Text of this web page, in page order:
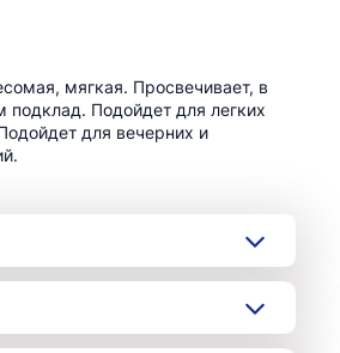
мягкая. Просвечивает, в
подклад. Подойдет для легких
для вечерних и